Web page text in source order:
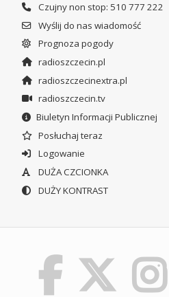
Czujny non stop: 510 777 222
Wyślij do nas wiadomość
Prognoza pogody
radioszczecin.pl
radioszczecinextra.pl
radioszczecin.tv
Biuletyn Informacji Publicznej
Posłuchaj teraz
Logowanie
DUŻA CZCIONKA
DUŻY KONTRAST